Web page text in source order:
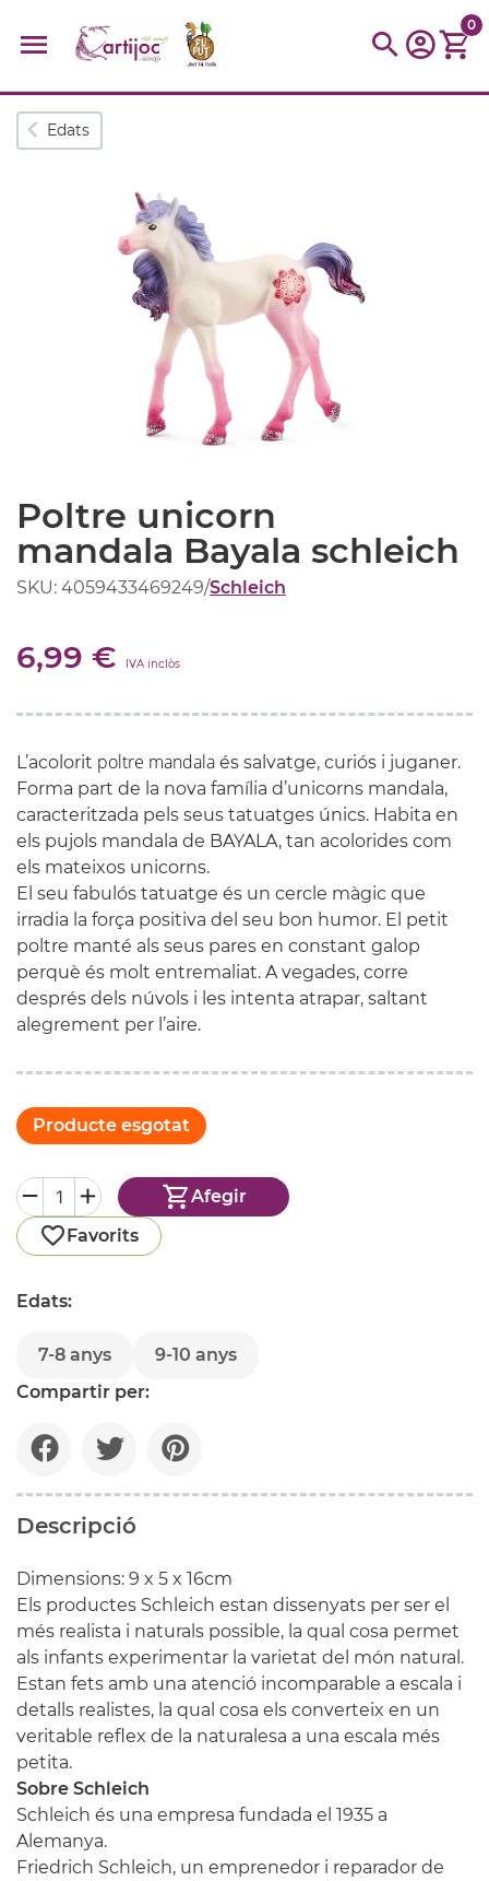
Cerques populars
parquing
0
Edats
Poltre unicorn
mandala Bayala schleich
SKU: 4059433469249/Schleich
6,99 € IVA inclòs
L’acolorit poltre mandala és salvatge, curiós i juganer.
Forma part de la nova família d’unicorns mandala,
caracteritzada pels seus tatuatges únics. Habita en
els pujols mandala de BAYALA, tan acolorides com
els mateixos unicorns.
El seu fabulós tatuatge és un cercle màgic que
irradia la força positiva del seu bon humor. El petit
poltre manté als seus pares en constant galop
perquè és molt entremaliat. A vegades, corre
després dels núvols i les intenta atrapar, saltant
alegrement per l’aire.
Producte esgotat
Afegir
Favorits
Edats:
7-8 anys
9-10 anys
Compartir per:
Descripció
Dimensions: 9 x 5 x 16cm
Els productes Schleich estan dissenyats per ser el
més realista i naturals possible, la qual cosa permet
als infants experimentar la varietat del món natural.
Estan fets amb una atenció incomparable a escala i
detalls realistes, la qual cosa els converteix en un
veritable reflex de la naturalesa a una escala més
petita.
Sobre Schleich
Schleich és una empresa fundada el 1935 a
Alemanya.
Friedrich Schleich, un emprenedor i reparador de